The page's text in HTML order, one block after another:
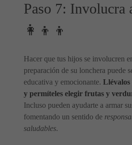
Paso 7: Involucra
👩‍👦‍👦
Hacer que tus hijos se involucren
preparación de su lonchera puede
educativa y emocionante. Llévalos
y permíteles elegir frutas y
Incluso pueden ayudarte a armar
fomentando un sentido de
saludables.